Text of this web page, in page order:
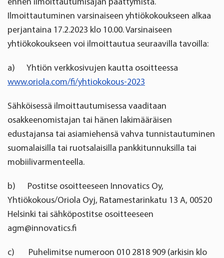
Ilmoittautuminen varsinaiseen yhtiökokoukseen alkaa
perjantaina 17.2.2023 klo 10.00. Varsinaiseen
yhtiökokoukseen voi ilmoittautua seuraavilla tavoilla:
a)
Yhtiön verkkosivujen kautta osoitteessa
www.oriola.com/fi/yhtiokokous-2023
Sähköisessä ilmoittautumisessa vaaditaan
osakkeenomistajan tai hänen lakimääräisen
edustajansa tai asiamiehensä vahva tunnistautuminen
suomalaisilla tai ruotsalaisilla pankkitunnuksilla tai
mobiilivarmenteella.
b)
Postitse osoitteeseen Innovatics Oy,
Yhtiökokous/Oriola Oyj, Ratamestarinkatu 13 A, 00520
Helsinki tai sähköpostitse osoitteeseen
agm@innovatics.fi
c)
Puhelimitse numeroon 010 2818 909 (arkisin klo